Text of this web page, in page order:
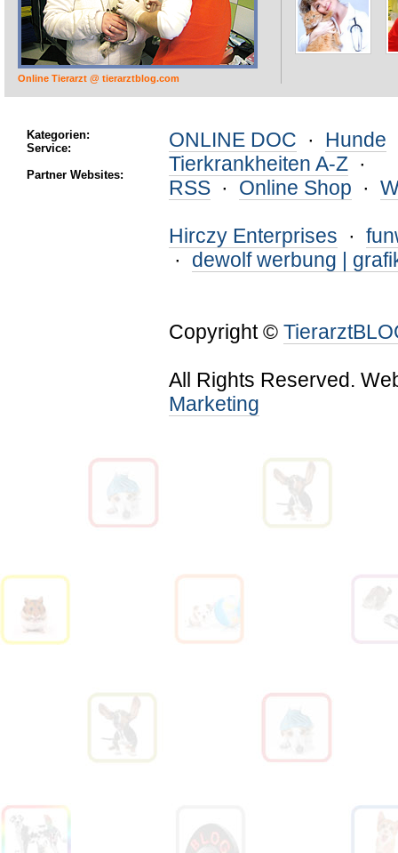
Online Tierarzt @ tierarztblog.com
Kategorien:
Service:
Partner Websites:
ONLINE DOC · Hunde
Tierkrankheiten A-Z ·
RSS · Online Shop ·
Hirczy Enterprises ·
· dewolf werbung |
Copyright ©
All Rights Reserved.
Marketing